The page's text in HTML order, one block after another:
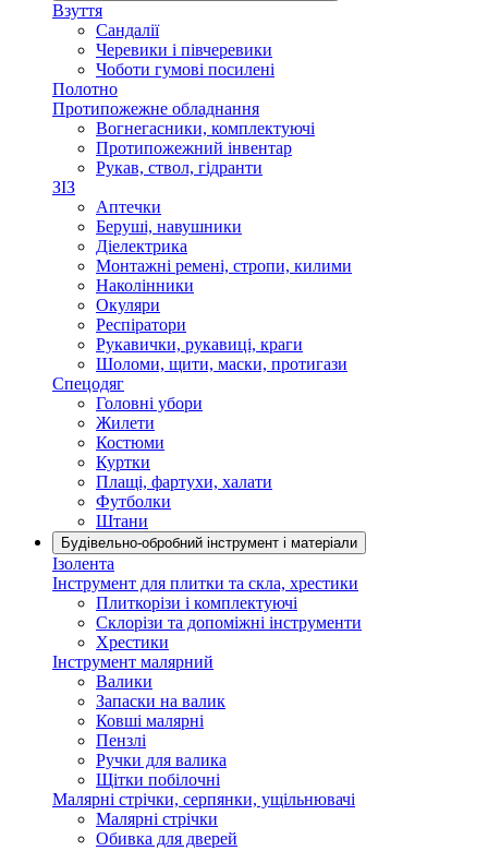
Взуття
Сандалії
Черевики і півчеревики
Чоботи гумові посилені
Полотно
Протипожежне обладнання
Вогнегасники, комплектуючі
Протипожежний інвентар
Рукав, ствол, гідранти
ЗІЗ
Аптечки
Беруші, навушники
Діелектрика
Монтажні ремені, стропи, килими
Наколінники
Окуляри
Респіратори
Рукавички, рукавиці, краги
Шоломи, щити, маски, протигази
Спецодяг
Головні убори
Жилети
Костюми
Куртки
Плащі, фартухи, халати
Футболки
Штани
Будівельно-обробний інструмент і матеріали
Ізолента
Інструмент для плитки та скла, хрестики
Плиткорізи і комплектуючі
Склорізи та допоміжні інструменти
Хрестики
Інструмент малярний
Валики
Запаски на валик
Ковші малярні
Пензлі
Ручки для валика
Щітки побілочні
Малярні стрічки, серпянки, ущільнювачі
Малярні стрічки
Обивка для дверей